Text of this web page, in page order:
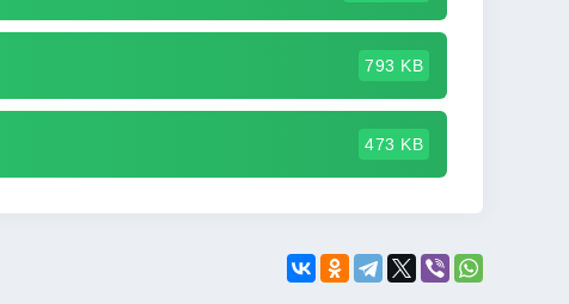
793 KB
473 KB